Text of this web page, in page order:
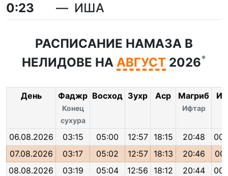
0:23 ИША
РАСПИСАНИЕ НАМАЗА В
НЕЛИДОВЕ НА АВГУСТ 2026*
День Фаджр
Конец
сухура
Восход Зухр Аср Магриб
Ифтар
06.08.2026 03:15 05:00 12:57 18:15 20:48
07.08.2026
03:17 05:02 12:57 18:13 20:46
08.08.2026
03:19 05:04 12:56 18:12 20:44